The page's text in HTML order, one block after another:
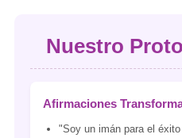
Nuestro
Afirmaciones
"Soy un imán para el